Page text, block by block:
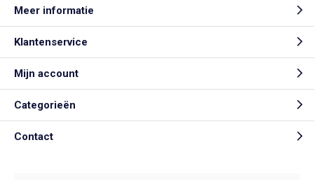
Meer informatie
Klantenservice
Mijn account
Categorieën
Contact